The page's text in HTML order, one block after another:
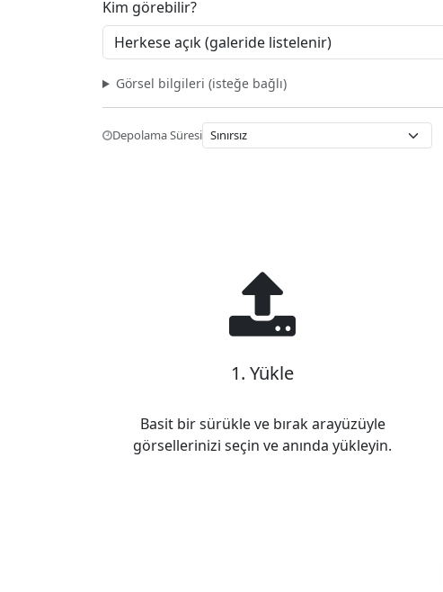
Kim görebilir?
Görsel bilgileri (isteğe bağlı)
Depolama Süresi
1. Yükle
Basit bir sürükle ve bırak arayüzüyle
görsellerinizi seçin ve anında yükleyin.